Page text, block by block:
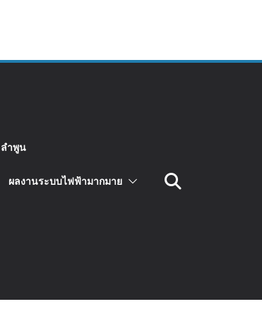
ลำพูน
ผลงานระบบไฟฟ้ามากมาย